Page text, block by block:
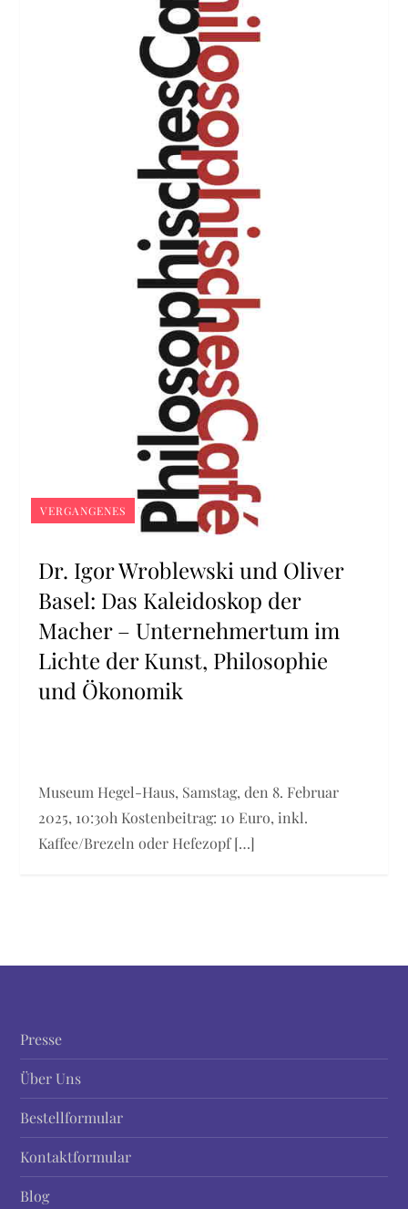
VERGANGENES
Dr. Igor Wroblewski und Oliver
Basel: Das Kaleidoskop der
Macher – Unternehmertum im
Lichte der Kunst, Philosophie
und Ökonomik
Museum Hegel-Haus, Samstag, den 8. Februar
2025, 10:30h Kostenbeitrag: 10 Euro, inkl.
Kaffee/Brezeln oder Hefezopf […]
Presse
Über Uns
Bestellformular
Kontaktformular
Blog